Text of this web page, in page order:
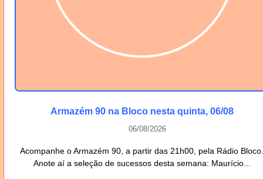
Armazém 90 na Bloco nesta quinta, 06/08
06/08/2026
Acompanhe o Armazém 90, a partir das 21h00, pela Rádio Bloco.
Anote aí a seleção de sucessos desta semana: Maurício...